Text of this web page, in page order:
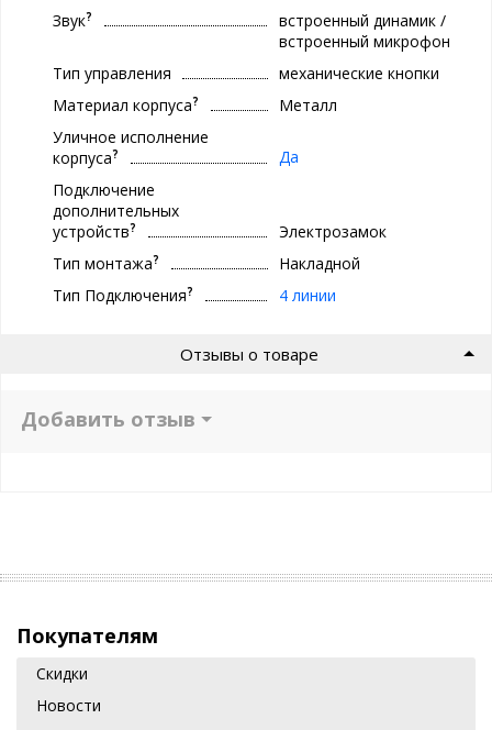
Звук?
встроенный динамик /
встроенный микрофон
Тип управления
механические кнопки
Материал корпуса?
Металл
Уличное исполнение
корпуса?
Да
Подключение
дополнительных
устройств?
Электрозамок
Тип монтажа?
Накладной
Тип Подключения? 4 линии
Отзывы о товаре
Добавить отзыв
Покупателям
Скидки
Новости